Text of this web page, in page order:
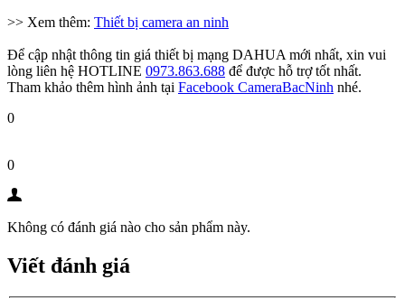
>> Xem thêm: Thiết bị camera an ninh
Để cập nhật thông tin giá thiết bị mạng DAHUA mới nhất, xin vui
lòng liên hệ HOTLINE 0973.863.688 để được hỗ trợ tốt nhất.
Tham khảo thêm hình ảnh tại Facebook CameraBacNinh nhé.
0
0
Không có đánh giá nào cho sản phẩm này.
Viết đánh giá